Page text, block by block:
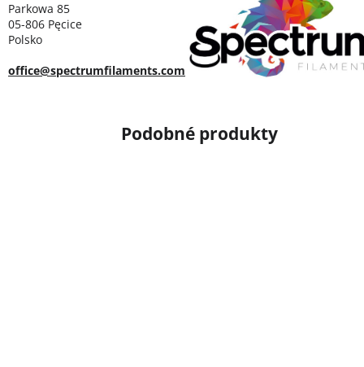
Parkowa 85
05-806 Pęcice
Polsko
office@spectrumfilaments.com